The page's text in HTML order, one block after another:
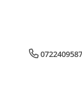
0722409587